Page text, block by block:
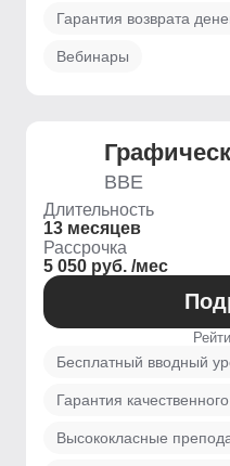
Гарантия возврата
Вебинары
BBE
Длительность
13 месяцев
Рассрочка
5 050 руб. /мес
Бесплатный вводный
Гарантия
Высококласные